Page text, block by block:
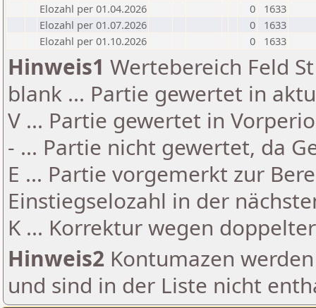
Elozahl per 01.04.2026
0
1633
Elozahl per 01.07.2026
0
1633
Elozahl per 01.10.2026
0 1633
Hinweis1 Wertebereich Feld
blank ... Partie gewertet in
V ... Partie gewertet in
- ... Partie nicht gewertet, da
E ... Partie vorgemerkt zur
Einstiegselozahl in der
K ... Korrektur wegen
Hinweis2 Kontumazen
und sind in der Liste nicht